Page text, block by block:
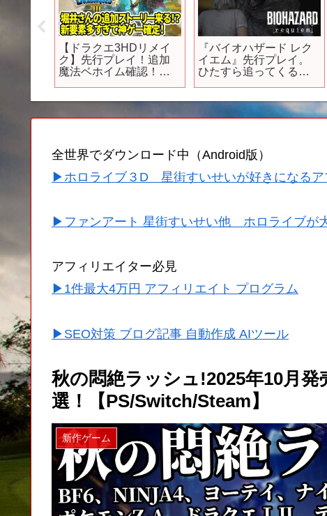
【ドラクエ3HDリメイ
ク】先行プレイ！追加
魔法ベホイム確認！堀
て神ゲー確定！【任天
堂switch】
『バイオハザード レク
イエム』先行プレイ。
ひたすら追ってくる謎
全世界でダウンロード中（Android版）
▶ホロライブ３D 星街すいせいが好きになるア
▶ファンアート 星街すいせい他 ホロライブが
アフィリエイター必見
▶1件最大4万円 アフィリエイト プログラム
▶SEO対策 ブログ記事 自動作成 AIツール
秋の悶絶ラッシュ!2025年10月
選！【PS/Switch/Steam】
新作ゲーム